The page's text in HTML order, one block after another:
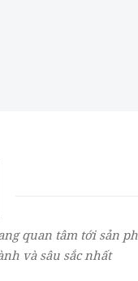
quan tâm tới sản
và sâu sắc nhất